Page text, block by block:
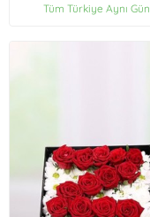
Tüm Türkiye Aynı Gün